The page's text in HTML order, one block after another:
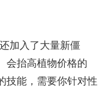
加入了大量新僵
会抬高植物价格的
技能，需要你针对性